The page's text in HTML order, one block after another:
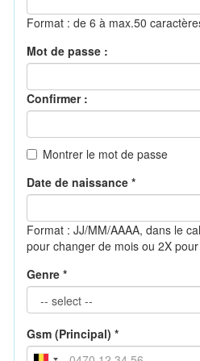
Format : de 6 à max.50
Mot de passe :
Confirmer :
Montrer le mot de passe
Date de naissance *
Format : JJ/MM/AAAA, dans le
pour changer de mois ou 2X
Genre *
Gsm (Principal) *